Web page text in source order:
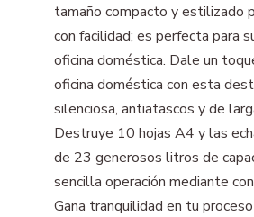
tamaño compacto y estilizado
con facilidad; es perfecta para
oficina doméstica. Dale un
oficina doméstica con esta
silenciosa, antiatascos y de
Destruye 10 hojas A4 y las
de 23 generosos litros de
sencilla operación mediante
Gana tranquilidad en tu